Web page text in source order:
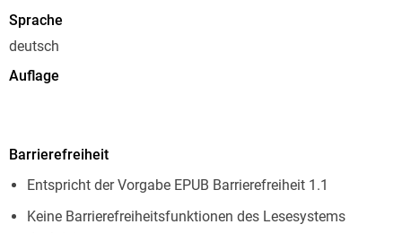
Sprache
deutsch
Auflage
352
Dateigröße
6,83 MB
Barrierefreiheit
Entspricht der Vorgabe EPUB Barrierefreiheit 1.1
Keine Barrierefreiheitsfunktionen des Lesesystems